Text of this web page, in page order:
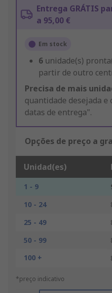
Entrega GRÁTIS
a 95,00 €
Em stock
6 unidade(s)
partir de outro
Precisa de mais
quantidade desejada
datas de entrega".
Opções de preço a
Unidad(es)
1 - 9
10 - 24
25 - 49
50 - 99
100 +
*preço indicativo